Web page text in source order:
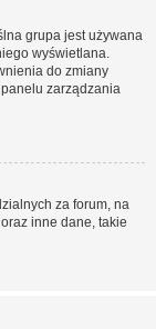
grupa jest używana
wyświetlana.
do zmiany
zarządzania
za forum, na
inne dane, takie